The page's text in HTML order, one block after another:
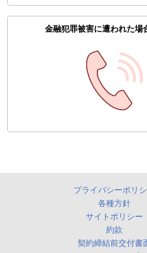
金融犯罪被害に遭われた場
プライバシーポリ
各種方針
サイトポリシー
約款
契約締結前交付書